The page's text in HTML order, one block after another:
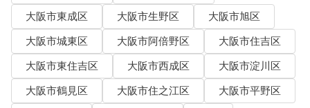
大阪市東成区
大阪市生野区
大阪市旭区
大阪市城東区
大阪市阿倍野区
大阪市住吉区
大阪市東住吉区
大阪市西成区
大阪市淀川区
大阪市鶴見区
大阪市住之江区
大阪市平野区